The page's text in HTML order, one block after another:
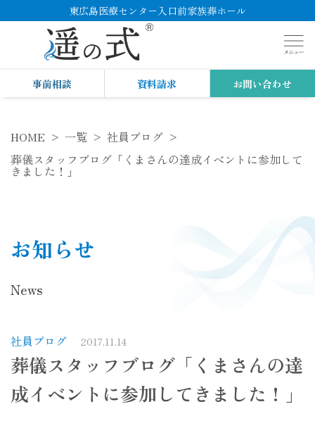
東広島医療センター入口前家族葬ホール
事前相談 資料請求 お問い合わせ
HOME 一覧
社員ブログ
葬儀スタッフブログ「くまさんの達成イベントに参加して
きました！」
お知らせ
News
社員ブログ 2017.11.14
葬儀スタッフブログ「くまさんの達
成イベントに参加してきました！」